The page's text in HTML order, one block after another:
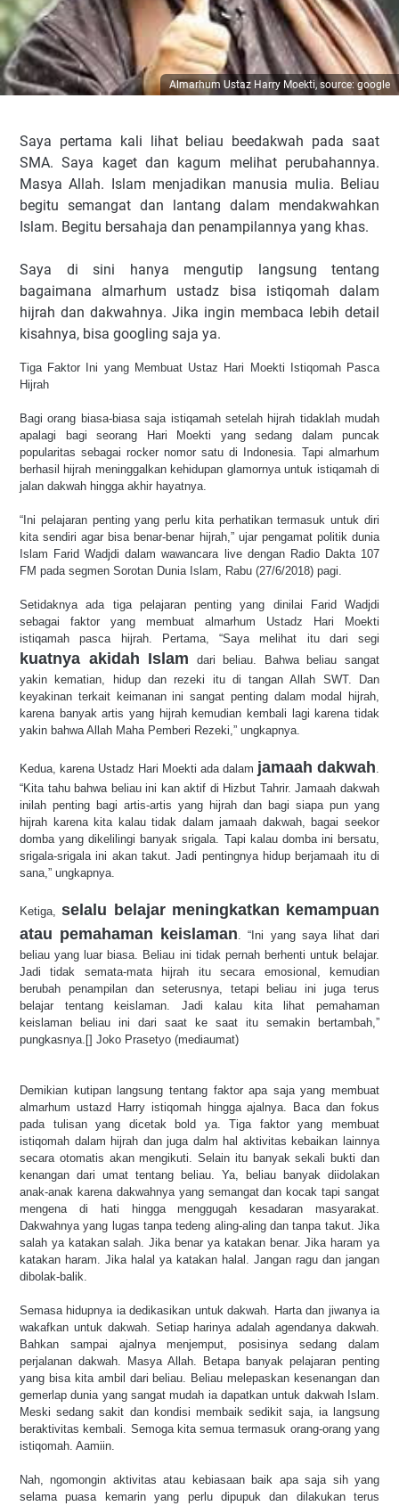
Almarhum Ustaz Harry Moekti, source: google
Saya pertama kali lihat beliau beedakwah pada saat
SMA. Saya kaget dan kagum melihat perubahannya.
Masya Allah. Islam menjadikan manusia mulia. Beliau
begitu semangat dan lantang dalam mendakwahkan
Islam. Begitu bersahaja dan penampilannya yang khas.
Saya di sini hanya mengutip langsung tentang
bagaimana almarhum ustadz bisa istiqomah dalam
hijrah dan dakwahnya. Jika ingin membaca lebih detail
kisahnya, bisa googling saja ya.
Tiga Faktor Ini yang Membuat Ustaz Hari Moekti Istiqomah Pasca
Hijrah
Bagi orang biasa-biasa saja istiqamah setelah hijrah tidaklah mudah
apalagi bagi seorang Hari Moekti yang sedang dalam puncak
popularitas sebagai rocker nomor satu di Indonesia. Tapi almarhum
berhasil hijrah meninggalkan kehidupan glamornya untuk istiqamah di
jalan dakwah hingga akhir hayatnya.
“Ini pelajaran penting yang perlu kita perhatikan termasuk untuk diri
kita sendiri agar bisa benar-benar hijrah,” ujar pengamat politik dunia
Islam Farid Wadjdi dalam wawancara live dengan Radio Dakta 107
FM pada segmen Sorotan Dunia Islam, Rabu (27/6/2018) pagi.
Setidaknya ada tiga pelajaran penting yang dinilai Farid Wadjdi
sebagai faktor yang membuat almarhum Ustadz Hari Moekti
istiqamah pasca hijrah. Pertama, “Saya melihat itu dari segi
kuatnya akidah Islam dari beliau. Bahwa beliau sangat
yakin kematian, hidup dan rezeki itu di tangan Allah SWT. Dan
keyakinan terkait keimanan ini sangat penting dalam modal hijrah,
karena banyak artis yang hijrah kemudian kembali lagi karena tidak
yakin bahwa Allah Maha Pemberi Rezeki,” ungkapnya.
Kedua, karena Ustadz Hari Moekti ada dalam jamaah dakwah.
“Kita tahu bahwa beliau ini kan aktif di Hizbut Tahrir. Jamaah dakwah
inilah penting bagi artis-artis yang hijrah dan bagi siapa pun yang
hijrah karena kita kalau tidak dalam jamaah dakwah, bagai seekor
domba yang dikelilingi banyak srigala. Tapi kalau domba ini bersatu,
srigala-srigala ini akan takut. Jadi pentingnya hidup berjamaah itu di
sana,” ungkapnya.
Ketiga,selalu belajar meningkatkan kemampuan
atau pemahaman keislaman. “Ini yang saya lihat dari
beliau yang luar biasa. Beliau ini tidak pernah berhenti untuk belajar.
Jadi tidak semata-mata hijrah itu secara emosional, kemudian
berubah penampilan dan seterusnya, tetapi beliau ini juga terus
belajar tentang keislaman. Jadi kalau kita lihat pemahaman
keislaman beliau ini dari saat ke saat itu semakin bertambah,”
pungkasnya.[] Joko Prasetyo (mediaumat)
Demikian kutipan langsung tentang faktor apa saja yang membuat
almarhum ustazd Harry istiqomah hingga ajalnya. Baca dan fokus
pada tulisan yang dicetak bold ya. Tiga faktor yang membuat
istiqomah dalam hijrah dan juga dalm hal aktivitas kebaikan lainnya
secara otomatis akan mengikuti. Selain itu banyak sekali bukti dan
kenangan dari umat tentang beliau. Ya, beliau banyak diidolakan
anak-anak karena dakwahnya yang semangat dan kocak tapi sangat
mengena di hati hingga menggugah kesadaran masyarakat.
Dakwahnya yang lugas tanpa tedeng aling-aling dan tanpa takut. Jika
salah ya katakan salah. Jika benar ya katakan benar. Jika haram ya
katakan haram. Jika halal ya katakan halal. Jangan ragu dan jangan
dibolak-balik.
Semasa hidupnya ia dedikasikan untuk dakwah. Harta dan jiwanya ia
wakafkan untuk dakwah. Setiap harinya adalah agendanya dakwah.
Bahkan sampai ajalnya menjemput, posisinya sedang dalam
perjalanan dakwah. Masya Allah. Betapa banyak pelajaran penting
yang bisa kita ambil dari beliau. Beliau melepaskan kesenangan dan
gemerlap dunia yang sangat mudah ia dapatkan untuk dakwah Islam.
Meski sedang sakit dan kondisi membaik sedikit saja, ia langsung
beraktivitas kembali. Semoga kita semua termasuk orang-orang yang
istiqomah. Aamiin.
Nah, ngomongin aktivitas atau kebiasaan baik apa saja sih yang
selama puasa kemarin yang perlu dipupuk dan dilakukan terus